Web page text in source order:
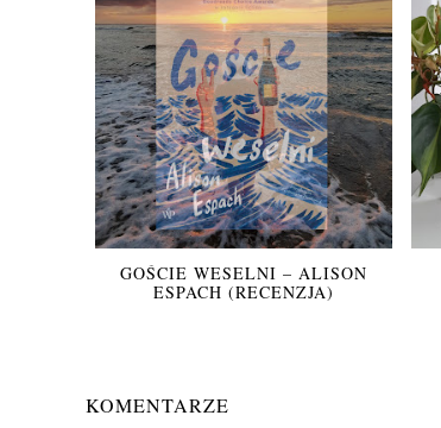
GOŚCIE WESELNI – ALISON
ESPACH (RECENZJA)
KOMENTARZE